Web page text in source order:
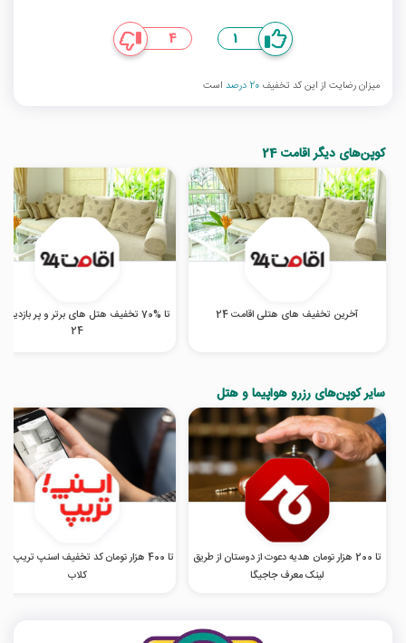
1
4
میزان رضایت از این کد تخفیف 20 درصد است
کوپن‌های دیگر اقامت 24
آخرین تخفیف های هتلی اقامت 24
تا %70 تخفیف هتل‌ های برتر و پر بازدید
24
سایر کوپن‌های رزرو هواپیما و هتل
تا 200 هزار تومان هدیه دعوت از دوستان از طریق
لینک معرف جاجیگا
تا 400 هزار تومان کد تخفیف اسنپ تریپ
کلاب